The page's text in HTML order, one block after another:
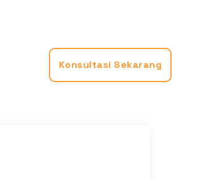
Konsultasi Sekarang